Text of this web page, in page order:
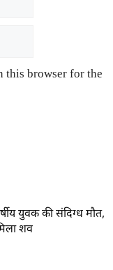
this browser for the
युवक की संदिग्ध मौत,
शव